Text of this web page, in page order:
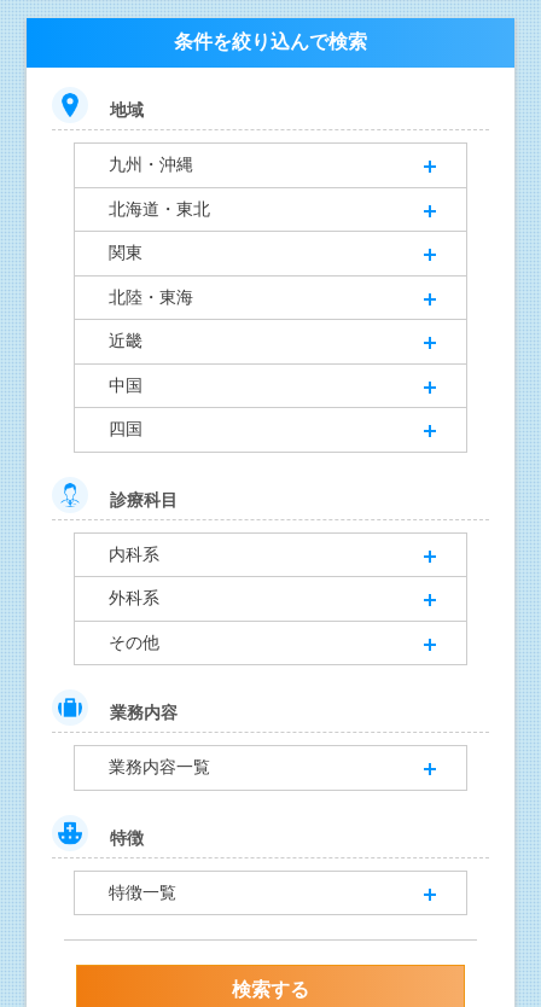
条件を絞り込んで検索
地域
九州・沖縄
北海道・東北
関東
北陸・東海
近畿
中国
四国
診療科目
内科系
外科系
その他
業務内容
業務内容一覧
特徴
特徴一覧